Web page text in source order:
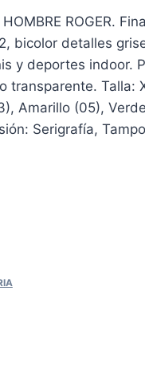
HOMBRE ROGER.
bicolor detalles
y deportes indoor.
transparente. Talla:
Amarillo (05),
Serigrafía,